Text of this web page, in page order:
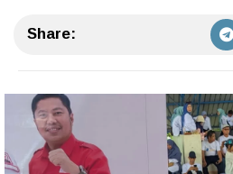
Share: